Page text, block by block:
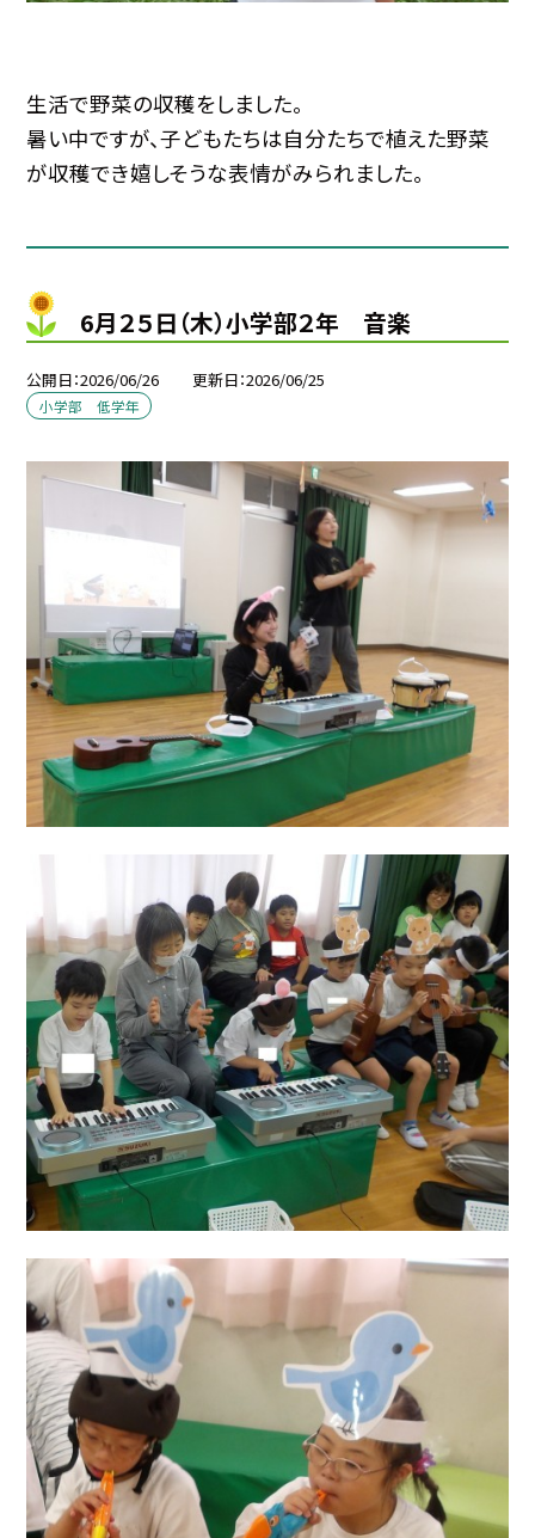
生活で野菜の収穫をしました。
暑い中ですが、子どもたちは自分たちで植えた野菜
が収穫でき嬉しそうな表情がみられました。
6月２５日（木）小学部２年 音楽
公開日 2026/06/26 更新日 2026/06/25
小学部 低学年